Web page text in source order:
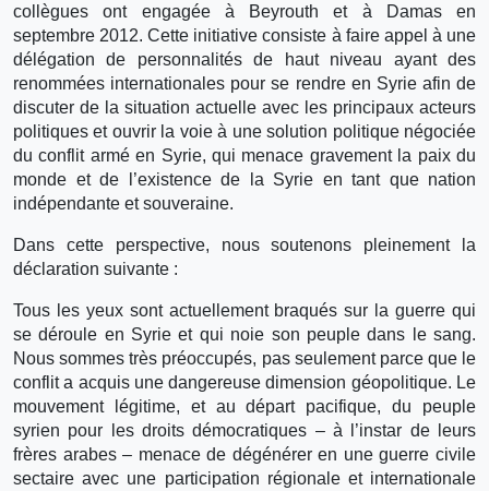
collègues ont engagée à Beyrouth et à Damas en
septembre 2012. Cette initiative consiste à faire appel à une
délégation de personnalités de haut niveau ayant des
renommées internationales pour se rendre en Syrie afin de
discuter de la situation actuelle avec les principaux acteurs
politiques et ouvrir la voie à une solution politique négociée
du conflit armé en Syrie, qui menace gravement la paix du
monde et de l’existence de la Syrie en tant que nation
indépendante et souveraine.
Dans cette perspective, nous soutenons pleinement la
déclaration suivante :
Tous les yeux sont actuellement braqués sur la guerre qui
se déroule en Syrie et qui noie son peuple dans le sang.
Nous sommes très préoccupés, pas seulement parce que le
conflit a acquis une dangereuse dimension géopolitique. Le
mouvement légitime, et au départ pacifique, du peuple
syrien pour les droits démocratiques – à l’instar de leurs
frères arabes – menace de dégénérer en une guerre civile
sectaire avec une participation régionale et internationale